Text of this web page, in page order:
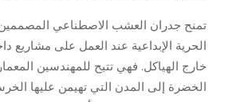
تمنح جدران العشب الاصطناعي المصممين
الحرية الإبداعية عند العمل على مشاريع
خارج الهياكل. فهي تتيح للمهندسين
الخضرة إلى المدن التي تهيمن عليها